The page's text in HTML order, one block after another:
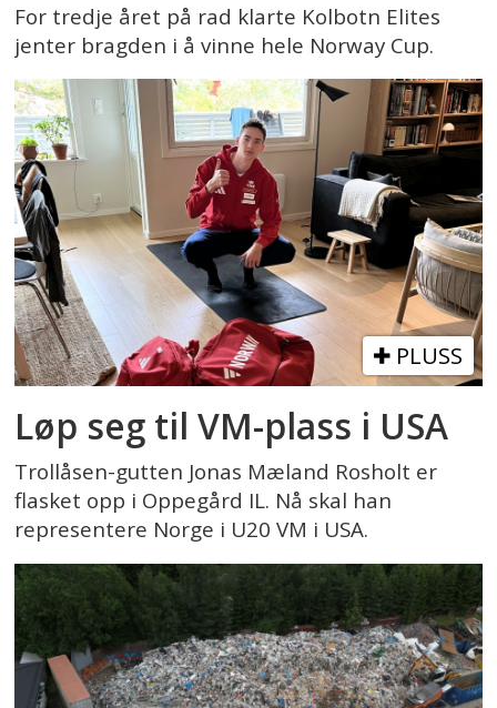
For tredje året på rad klarte Kolbotn Elites
jenter bragden i å vinne hele Norway Cup.
PLUSS
Løp seg til VM-plass i USA
Trollåsen-gutten Jonas Mæland Rosholt er
flasket opp i Oppegård IL. Nå skal han
representere Norge i U20 VM i USA.